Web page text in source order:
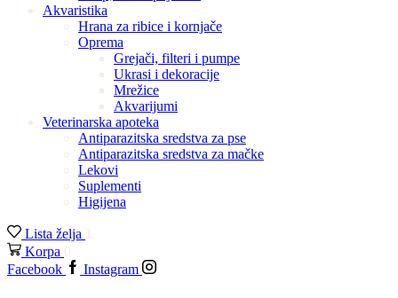
Akvaristika
Hrana za ribice i kornjače
Oprema
Grejači, filteri i pumpe
Ukrasi i dekoracije
Mrežice
Akvarijumi
Veterinarska apoteka
Antiparazitska sredstva za pse
Antiparazitska sredstva za mačke
Lekovi
Suplementi
Higijena
Lista želja 1
Korpa 0
Facebook
Instagram